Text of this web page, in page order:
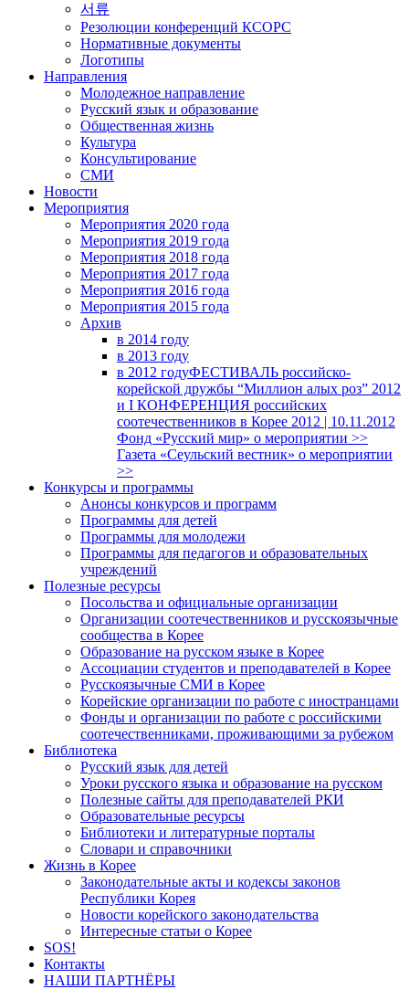
서류
Резолюции конференций КСОРС
Нормативные документы
Логотипы
Направления
Молодежное направление
Русский язык и образование
Общественная жизнь
Культура
Консультирование
СМИ
Новости
Мероприятия
Мероприятия 2020 года
Мероприятия 2019 года
Мероприятия 2018 годa
Мероприятия 2017 года
Мероприятия 2016 года
Мероприятия 2015 года
Архив
в 2014 году
в 2013 году
в 2012 годуФЕСТИВАЛЬ российско-
корейской дружбы “Миллион алых роз” 2012
и I КОНФЕРЕНЦИЯ российских
соотечественников в Корее 2012 | 10.11.2012
Фонд «Русский мир» о мероприятии >>
Газета «Сеульский вестник» о мероприятии
>>
Конкурсы и программы
Анонсы конкурсов и программ
Программы для детей
Программы для молодежи
Программы для педагогов и образовательных
учреждений
Полезные ресурсы
Посольства и официальные организации
Организации соотечественников и русскоязычные
сообщества в Корее
Образование на русском языке в Корее
Ассоциации студентов и преподавателей в Корее
Русскоязычные СМИ в Корее
Корейские организации по работе с иностранцами
Фонды и организации по работе с российскими
соотечественниками, проживающими за рубежом
Библиотека
Русский язык для детей
Уроки русского языка и образование на русском
Полезные сайты для преподавателей РКИ
Образовательные ресурсы
Библиотеки и литературные порталы
Словари и справочники
Жизнь в Корее
Законодательные акты и кодексы законов
Республики Корея
Новости корейского законодательства
Интересные статьи о Корее
SOS!
Контакты
НАШИ ПАРТНЁРЫ